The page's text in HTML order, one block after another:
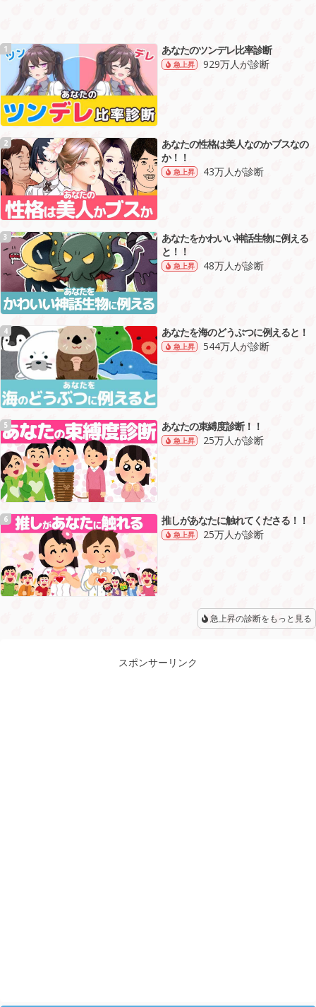
1 あなたのツンデレ比率診断
急上昇 929万人が診断
2
あなたの性格は美人なのかブスなの
か！！
急上昇 43万人が診断
3
あなたをかわいい神話生物に例える
と！！
急上昇 48万人が診断
4 あなたを海のどうぶつに例えると！
急上昇 544万人が診断
5 あなたの束縛度診断！！
急上昇 25万人が診断
6 推しがあなたに触れてくださる！！
急上昇 25万人が診断
急上昇の診断をもっと見る
スポンサーリンク